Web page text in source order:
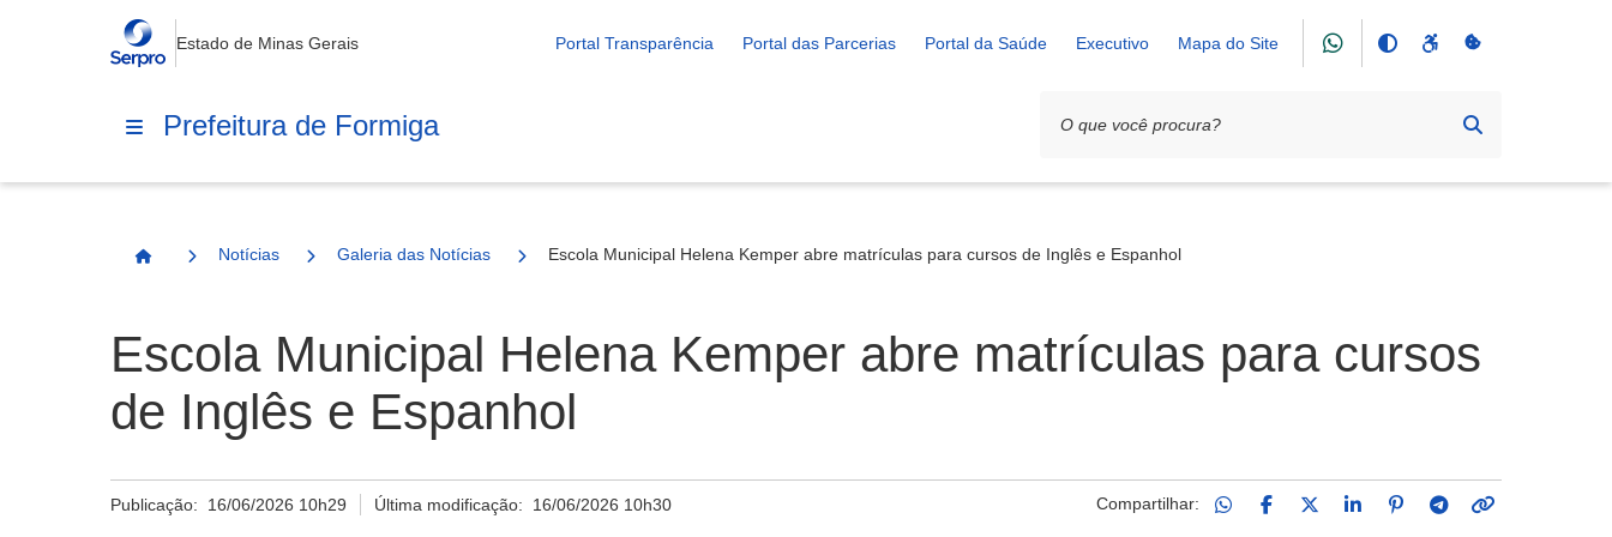
Estado de Minas Gerais Portal Transparência Portal das Parcerias Portal da Saúde Executivo Mapa do Site
Prefeitura de Formiga
Página Inicial
Notícias Galeria das Notícias Escola Municipal Helena Kemper abre matrículas para cursos de Inglês e Espanhol
Escola Municipal Helena Kemper abre matrículas para cursos
de Inglês e Espanhol
Publicação: 16/06/2026 10h29 Última modificação: 16/06/2026 10h30 Compartilhar: